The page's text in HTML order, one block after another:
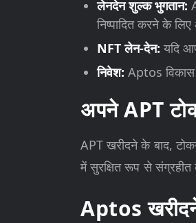
लेनदेन शुल्क भुगतान:
निष्पादित करने के
NFT लेन-देन:यदि
निवेश: Aptos विकास
अपने APT
APT खरीदने के बाद,
में सुरक्षित रूप से
Aptos